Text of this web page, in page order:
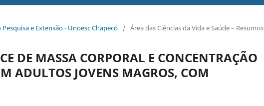
e Extensão - Unoesc Chapecó / Área das Ciências da Vida e Saúde – Resumos
DE MASSA CORPORAL E CONCENTRAÇÃO
ADULTOS JOVENS MAGROS, COM